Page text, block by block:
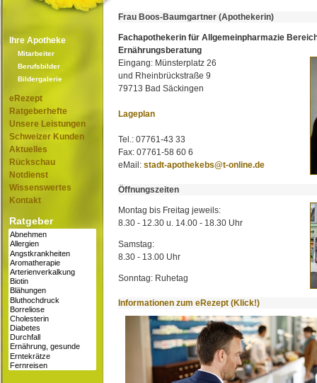
Ihre Apotheke
Mitarbeiter
Berufsbilder
Bildergalerie
eRezept
Ratgeberhefte
Unsere Leistungen
Schweizer Kunden
Aktuelles
Rückschau
Notdienst
Wissenswertes
Kontakt
Ratgeber
Frau Boos-Baumgartner (Apothekerin)
Fachapothekerin für Allgemeinpharmazie
Ernährungsberatung
Eingang: Münsterplatz 26
und Rheinbrückstraße 9
79713 Bad Säckingen
Lageplan
Tel.: 07761-43 33
Fax: 07761-58 60 6
eMail: stadt-apothekebs@t-online.de
Öffnungszeiten
Montag bis Freitag jeweils:
8.30 - 12.30 u. 14.00 - 18.30 Uhr
Samstag:
8.30 - 13.00 Uhr
Sonntag: Ruhetag
Informationen zum eRezept (Klick!)